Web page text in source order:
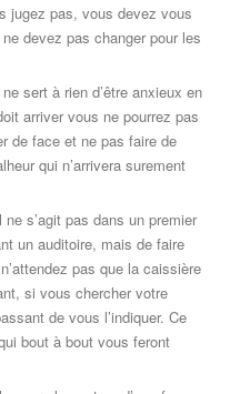
jugez pas, vous devez vous
devez pas changer pour les
sert à rien d’être anxieux en
arriver vous ne pourrez pas
de face et ne pas faire de
qui n’arrivera surement
s’agit pas dans un premier
un auditoire, mais de faire
pas que la caissière
si vous chercher votre
de vous l’indiquer. Ce
bout à bout vous feront